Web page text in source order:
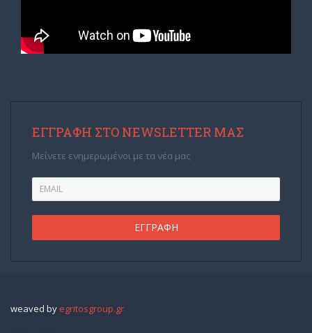
ΕΓΓΡΑΦΉ ΣΤΟ NEWSLETTER ΜΑΣ
Μείνετε ενημερωμένοι με τα νέα μας
weaved by egritosgroup.gr